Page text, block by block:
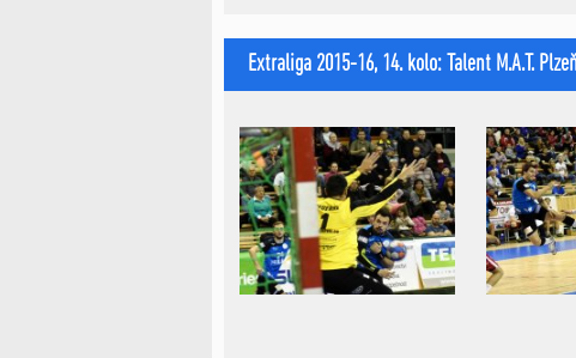
Extraliga 2015-16, 14. kolo: Talent M.A.T.